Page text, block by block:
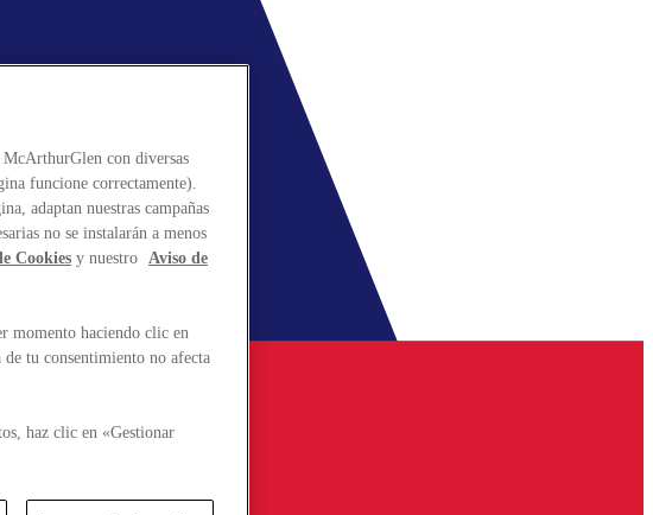
con diversas
funcione correctamente).
adaptan nuestras campañas
no se instalarán a menos
Cookies y nuestro Aviso de
momento haciendo clic en
tu consentimiento no afecta
haz clic en «Gestionar